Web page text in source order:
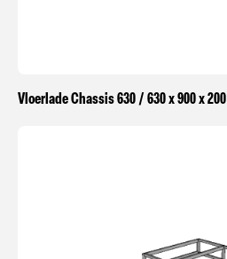
Vloerlade Chassis 630 / 630 x 900 x 200